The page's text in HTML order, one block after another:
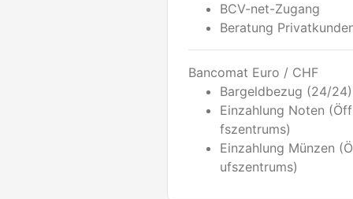
BCV-net-Zugang
Beratung
Bancomat Euro / CHF
Bargeldbezug (24/24)
Einzahlung Noten
fszentrums)
Einzahlung Münzen
ufszentrums)